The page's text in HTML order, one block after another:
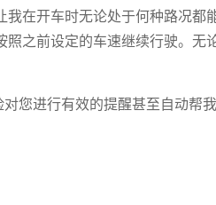
在开车时无论处于何种路况都
之前设定的车速继续行驶。无
您进行有效的提醒甚至自动帮